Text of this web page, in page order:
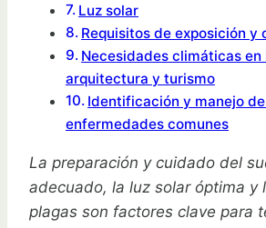
Luz solar
Requisitos de exposición y
Necesidades climáticas
arquitectura y turismo
Identificación y manejo
enfermedades comunes
La preparación y cuidado del
adecuado, la luz solar óptima y
plagas son factores clave para